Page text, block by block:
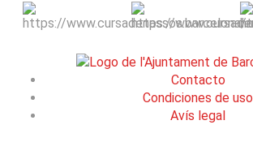
Contacto
Condiciones de uso
Avís legal